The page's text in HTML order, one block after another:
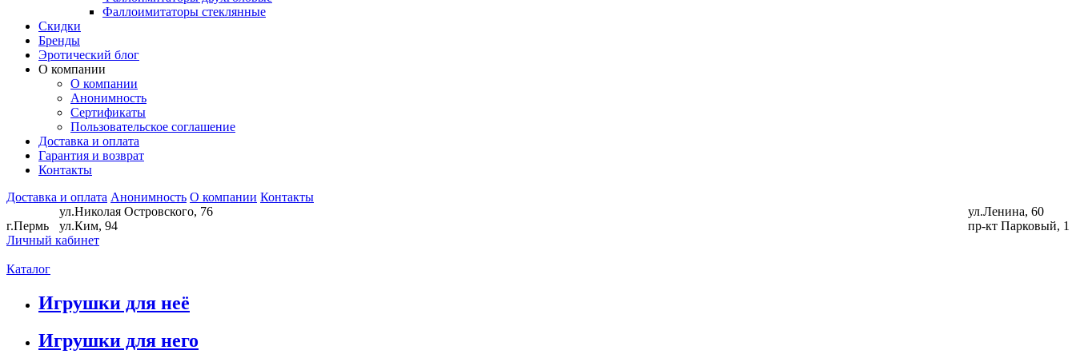
Фаллоимитаторы стеклянные
Скидки
Бренды
Эротический блог
О компании
О компании
Анонимность
Сертификаты
Пользовательское соглашение
Доставка и оплата
Гарантия и возврат
Контакты
Доставка и оплата Анонимность О компании Контакты
г.Пермь
ул.Николая Островского, 76
ул.Ким, 94
ул.Ленина, 60
пр-кт Парковый, 1
Личный кабинет
Каталог
Игрушки для неё
Игрушки для него